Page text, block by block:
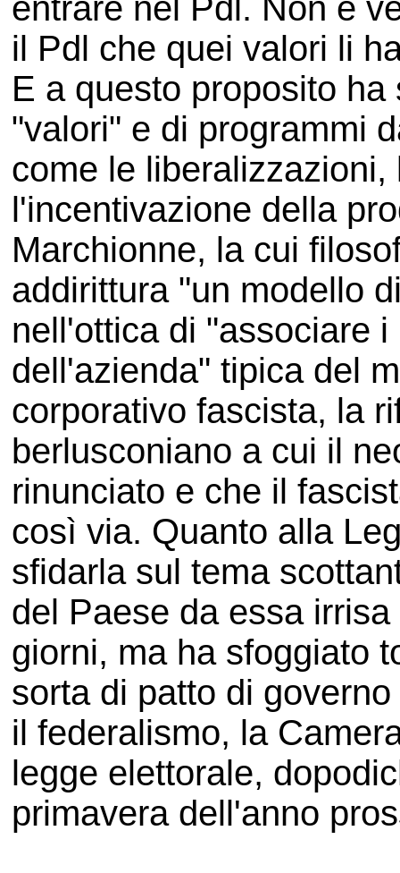
entrare nel Pdl. Non è
il Pdl che quei valori li
E a questo proposito
"valori" e di programmi
come le
l'incentivazione della
Marchionne, la cui
addirittura "un modello
nell'ottica di "associare
dell'azienda" tipica del
corporativo fascista, la
berlusconiano a cui il
rinunciato e che il
così via. Quanto alla
sfidarla sul tema
del Paese da essa
giorni, ma ha sfoggiato
sorta di patto di
il federalismo, la
legge elettorale,
primavera dell'anno